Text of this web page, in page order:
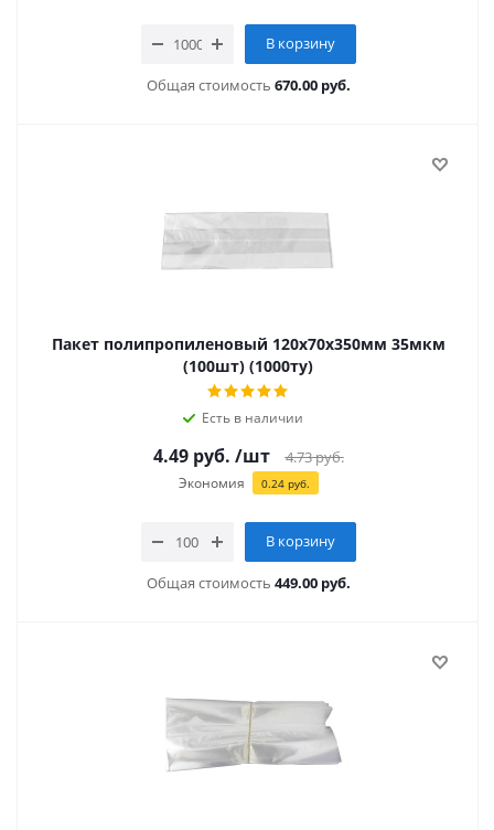
В корзину
Общая стоимость 670.00 руб.
Пакет полипропиленовый 120х70х350мм 35мкм
(100шт) (1000ту)
Есть в наличии
4.49руб. /шт 4.73руб.
Экономия 0.24руб.
В корзину
Общая стоимость 449.00 руб.